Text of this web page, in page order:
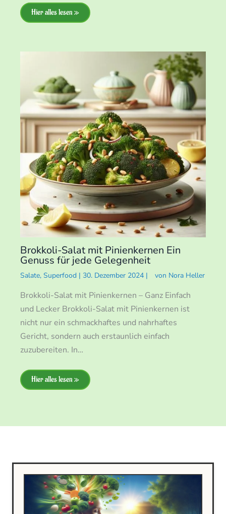
Hier alles lesen »
Brokkoli-Salat mit Pinienkernen Ein
Genuss für jede Gelegenheit
Salate, Superfood | 30. Dezember 2024 | von Nora Heller
Brokkoli-Salat mit Pinienkernen – Ganz Einfach
und Lecker Brokkoli-Salat mit Pinienkernen ist
nicht nur ein schmackhaftes und nahrhaftes
Gericht, sondern auch erstaunlich einfach
zuzubereiten. In…
Hier alles lesen »